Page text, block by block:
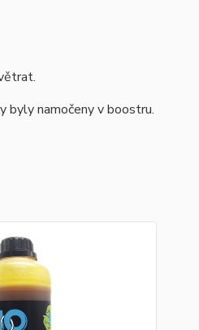
byly namočeny v boostru.